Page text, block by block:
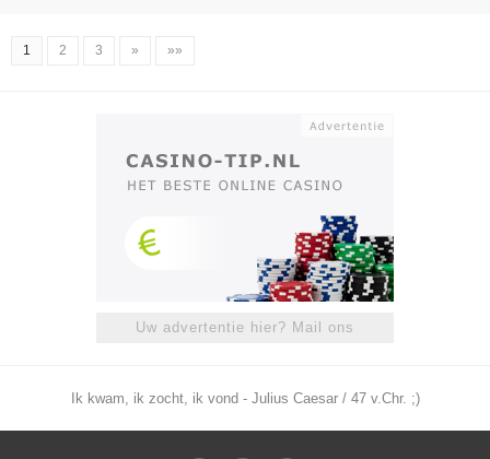
1 2 3 » »»
Uw advertentie hier? Mail ons
Ik kwam, ik zocht, ik vond - Julius Caesar / 47 v.Chr. ;)